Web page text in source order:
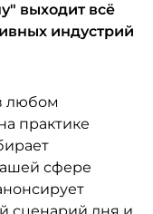
выходит всё
индустрий
любом
практике
сфере